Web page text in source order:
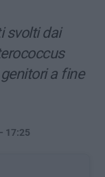
svolti dai
a fine
17:25